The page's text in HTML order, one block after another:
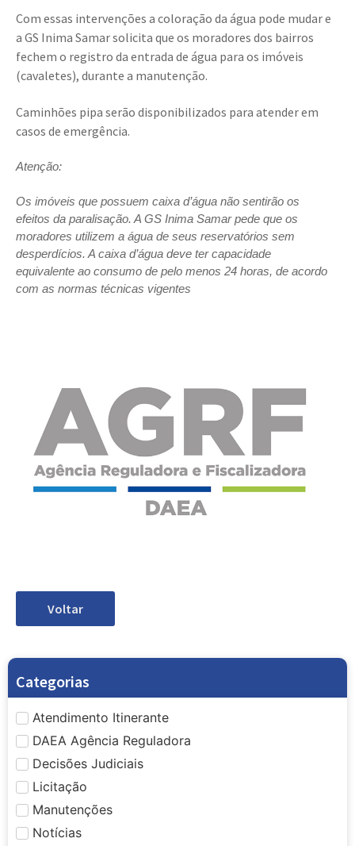
Com essas intervenções a coloração da água pode mudar e
a GS Inima Samar solicita que os moradores dos bairros
fechem o registro da entrada de água para os imóveis
(cavaletes), durante a manutenção.
Caminhões pipa serão disponibilizados para atender em
casos de emergência.
Atenção:
Os imóveis que possuem caixa d’água não sentirão os
efeitos da paralisação. A GS Inima Samar pede que os
moradores utilizem a água de seus reservatórios sem
desperdícios. A caixa d’água deve ter capacidade
equivalente ao consumo de pelo menos 24 horas, de acordo
com as normas técnicas vigentes
Voltar
Categorias
Atendimento Itinerante
DAEA Agência Reguladora
Decisões Judiciais
Licitação
Manutenções
Notícias